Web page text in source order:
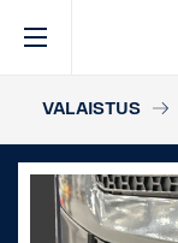
VALAISTUS